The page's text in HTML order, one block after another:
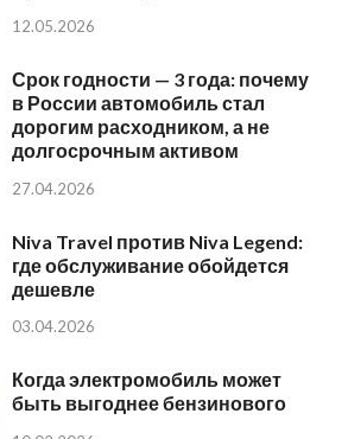
12.05.2026
Срок годности — 3 года: почему
в России автомобиль стал
дорогим расходником, а не
долгосрочным активом
27.04.2026
Niva Travel против Niva Legend:
где обслуживание обойдется
дешевле
03.04.2026
Когда электромобиль может
быть выгоднее бензинового